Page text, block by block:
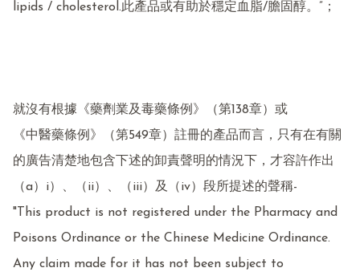
lipids / cholesterol.此產品或有助於穩定血脂/膽固醇。”；
就沒有根據《藥劑業及毒藥條例》（第138章）或
《中醫藥條例》（第549章）註冊的產品而言，只有在有關
的廣告清楚地包含下述的卸責聲明的情況下，才容許作出
（a）i）、（ii）、（iii）及（iv）段所提述的聲稱-
"This product is not registered under the Pharmacy and
Poisons Ordinance or the Chinese Medicine Ordinance.
Any claim made for it has not been subject to